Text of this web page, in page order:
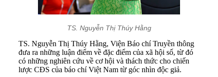
TS. Nguyễn Thị Thúy Hằng
TS. Nguyễn Thị Thúy Hằng, Viện Báo chí Truyền thông
đưa ra những luận điểm về đặc điểm của xã hội số, từ đó
có những nghiên cứu về cơ hội và thách thức cho chiến
lược CĐS của báo chí Việt Nam từ góc nhìn độc giả.